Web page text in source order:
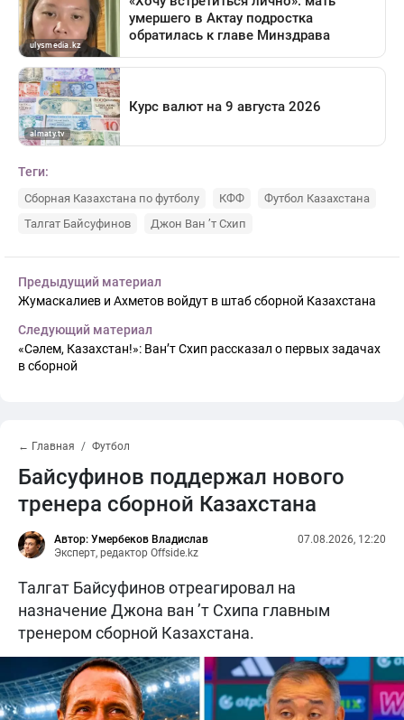
Теги:
Сборная Казахстана по футболу КФФ
Футбол Казахстана
Талгат Байсуфинов
Джон Ван ’т Схип
Предыдущий материал
Жумаскалиев и Ахметов войдут в штаб сборной Казахстана
Следующий материал
«Сәлем, Казахстан!»: Ван’т Схип рассказал о первых задачах
в сборной
← Главная Футбол
Байсуфинов поддержал нового
тренера сборной Казахстана
Автор: Умербеков Владислав
Эксперт, редактор Offside.kz
07.08.2026, 12:20
Талгат Байсуфинов отреагировал на
назначение Джона ван ’т Схипа главным
тренером сборной Казахстана.